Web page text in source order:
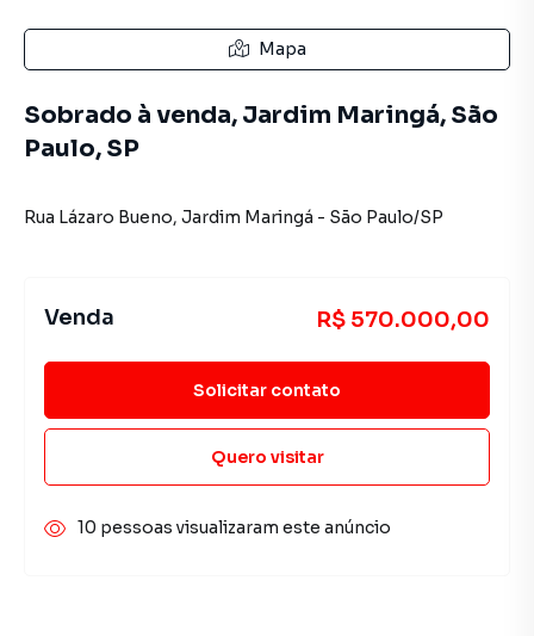
Mapa
Sobrado à venda, Jardim Maringá, São
Paulo, SP
Rua Lázaro Bueno, Jardim Maringá - São Paulo/SP
Venda R$ 570.000,00
Solicitar contato
Quero visitar
10 pessoas visualizaram este anúncio